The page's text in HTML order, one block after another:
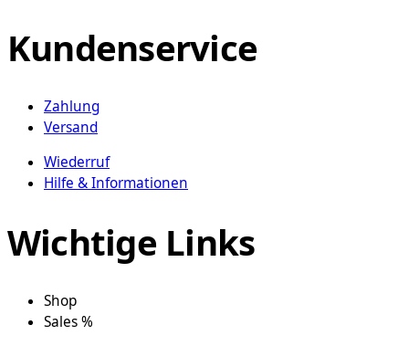
Kundenservice
Zahlung
Versand
Wiederruf
Hilfe & Informationen
Wichtige Links
Shop
Sales %